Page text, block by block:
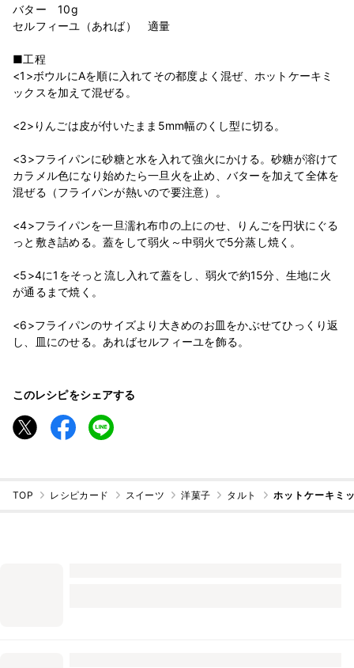
バター 10g
セルフィーユ（あれば） 適量
■工程
<1>ボウルにAを順に入れてその都度よく混ぜ、ホットケーキミ
ックスを加えて混ぜる。
<2>りんごは皮が付いたまま5mm幅のくし型に切る。
<3>フライパンに砂糖と水を入れて強火にかける。砂糖が溶けて
カラメル色になり始めたら一旦火を止め、バターを加えて全体を
混ぜる（フライパンが熱いので要注意）。
<4>フライパンを一旦濡れ布巾の上にのせ、りんごを円状にぐる
っと敷き詰める。蓋をして弱火～中弱火で5分蒸し焼く。
<5>4に1をそっと流し入れて蓋をし、弱火で約15分、生地に火
が通るまで焼く。
<6>フライパンのサイズより大きめのお皿をかぶせてひっくり返
し、皿にのせる。あればセルフィーユを飾る。
このレシピをシェアする
TOP レシピカード スイーツ 洋菓子 タルト ホットケーキミ